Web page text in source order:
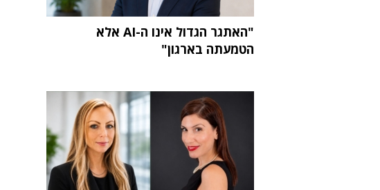
"האתגר הגדול אינו ה-AI אלא
הטמעתה בארגון"